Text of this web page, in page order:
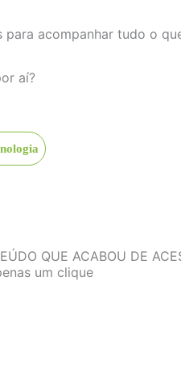
para acompanhar tudo o
aí?
QUE ACABOU DE
um clique